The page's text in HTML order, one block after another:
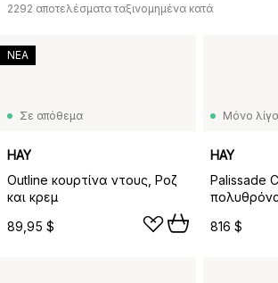
2292 αποτελέσματα ταξινομημένα κατά
Σε απόθεμα
HAY
Outline κουρτίνα ντους, Ροζ
και κρεμ
89,95 $
ΝΕΑ
Μόνο
HAY
Palissade
816 $